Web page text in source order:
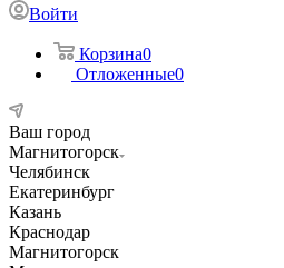
Войти
Корзина0
Отложенные0
Ваш город
Магнитогорск
Челябинск
Екатеринбург
Казань
Краснодар
Магнитогорск